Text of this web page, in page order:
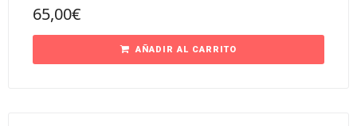
65,00€
AÑADIR AL CARRITO